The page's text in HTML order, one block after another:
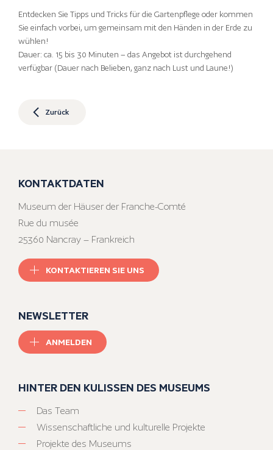
Entdecken Sie Tipps und Tricks für die Gartenpflege oder kommen
Sie einfach vorbei, um gemeinsam mit den Händen in der Erde zu
wühlen!
Dauer: ca. 15 bis 30 Minuten – das Angebot ist durchgehend
verfügbar (Dauer nach Belieben, ganz nach Lust und Laune!)
Zurück
KONTAKTDATEN
Museum der Häuser der Franche-Comté
Rue du musée
25360 Nancray – Frankreich
KONTAKTIEREN SIE UNS
NEWSLETTER
ANMELDEN
HINTER DEN KULISSEN DES MUSEUMS
Das Team
Wissenschaftliche und kulturelle Projekte
Projekte des Museums